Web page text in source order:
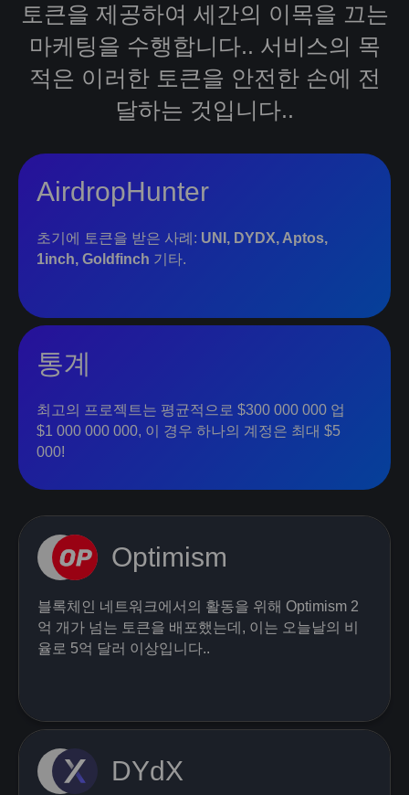
토큰을 제공하여 세간의 이목을 끄는
마케팅을 수행합니다.. 서비스의 목
적은 이러한 토큰을 안전한 손에 전
달하는 것입니다..
AirdropHunter
초기에 토큰을 받은 사례: UNI, DYDX, Aptos,
1inch, Goldfinch 기타.
통계
최고의 프로젝트는 평균적으로 $300 000 000 업
$1 000 000 000, 이 경우 하나의 계정은 최대 $5
000!
Optimism
블록체인 네트워크에서의 활동을 위해 Optimism 2
억 개가 넘는 토큰을 배포했는데, 이는 오늘날의 비
율로 5억 달러 이상입니다..
DYdX